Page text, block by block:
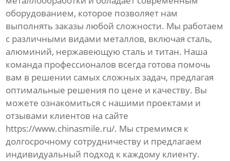
оборудованием, которое позволяет нам
выполнять заказы любой сложности. Мы работаем
с различными видами металлов, включая сталь,
алюминий, нержавеющую сталь и титан. Наша
команда профессионалов всегда готова помочь
вам в решении самых сложных задач, предлагая
оптимальные решения по цене и качеству. Вы
можете ознакомиться с нашими проектами и
отзывами клиентов на сайте
https://www.chinasmile.ru/. Мы стремимся к
долгосрочному сотрудничеству и предлагаем
индивидуальный подход к каждому клиенту.